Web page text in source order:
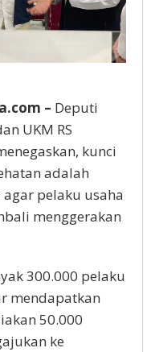
– Deputi
UKM RS
kunci
adalah
pelaku usaha
menggerakan
300.000 pelaku
mendapatkan
50.000
ke